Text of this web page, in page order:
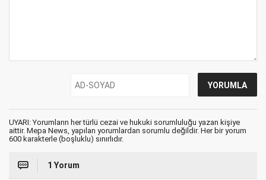
UYARI: Yorumların her türlü cezai ve hukuki sorumluluğu yazan kişiye
aittir. Mepa News, yapılan yorumlardan sorumlu değildir. Her bir yorum
600 karakterle (boşluklu) sınırlıdır.
1 Yorum